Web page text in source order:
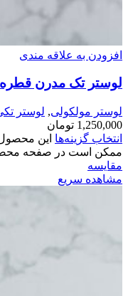
افزودن به علاقه مندی
لوستر تک مدرن قطره
لوستر مولکولی, لوستر
1,250,000 تومان
انتخاب گزینه‌ها این
ممکن است در صفحه
مقایسه
مشاهده سریع